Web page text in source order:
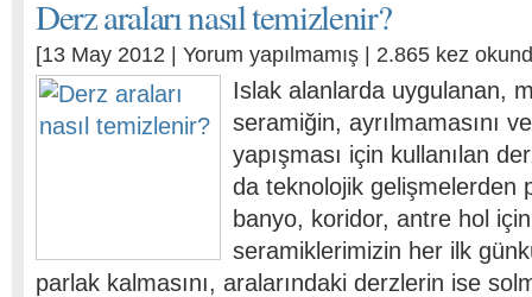
Derz araları nasıl temizlenir?
[13 May 2012 | Yorum yapılmamış | 2.865 kez
Islak alanlarda uygulanan,
seramiğin, ayrılmamasını
yapışması için kullanılan
da teknolojik gelişmelerden
banyo, koridor, antre hol
seramiklerimizin her ilk
parlak kalmasını, aralarındaki derzlerin ise